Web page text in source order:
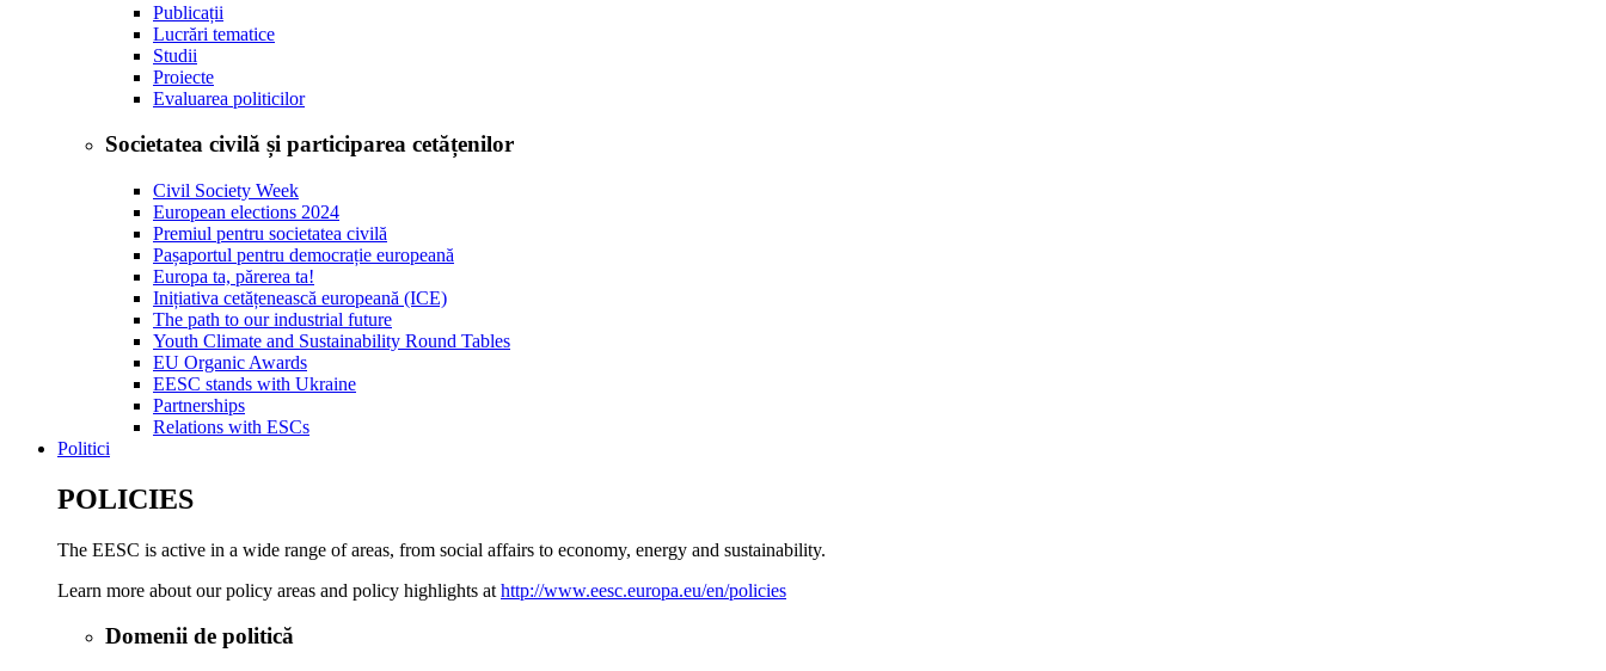
Publicații
Lucrări tematice
Studii
Proiecte
Evaluarea politicilor
Societatea civilă și participarea cetățenilor
Civil Society Week
European elections 2024
Premiul pentru societatea civilă
Pașaportul pentru democrație europeană
Europa ta, părerea ta!
Inițiativa cetățenească europeană (ICE)
The path to our industrial future
Youth Climate and Sustainability Round Tables
EU Organic Awards
EESC stands with Ukraine
Partnerships
Relations with ESCs
Politici
POLICIES
The EESC is active in a wide range of areas, from social affairs to economy, energy and sustainability.
Learn more about our policy areas and policy highlights at http://www.eesc.europa.eu/en/policies
Domenii de politică